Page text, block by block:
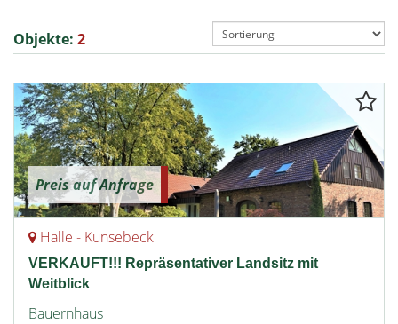
Objekte: 2
Preis auf Anfrage
Halle - Künsebeck
VERKAUFT!!! Repräsentativer Landsitz mit
Weitblick
Bauernhaus